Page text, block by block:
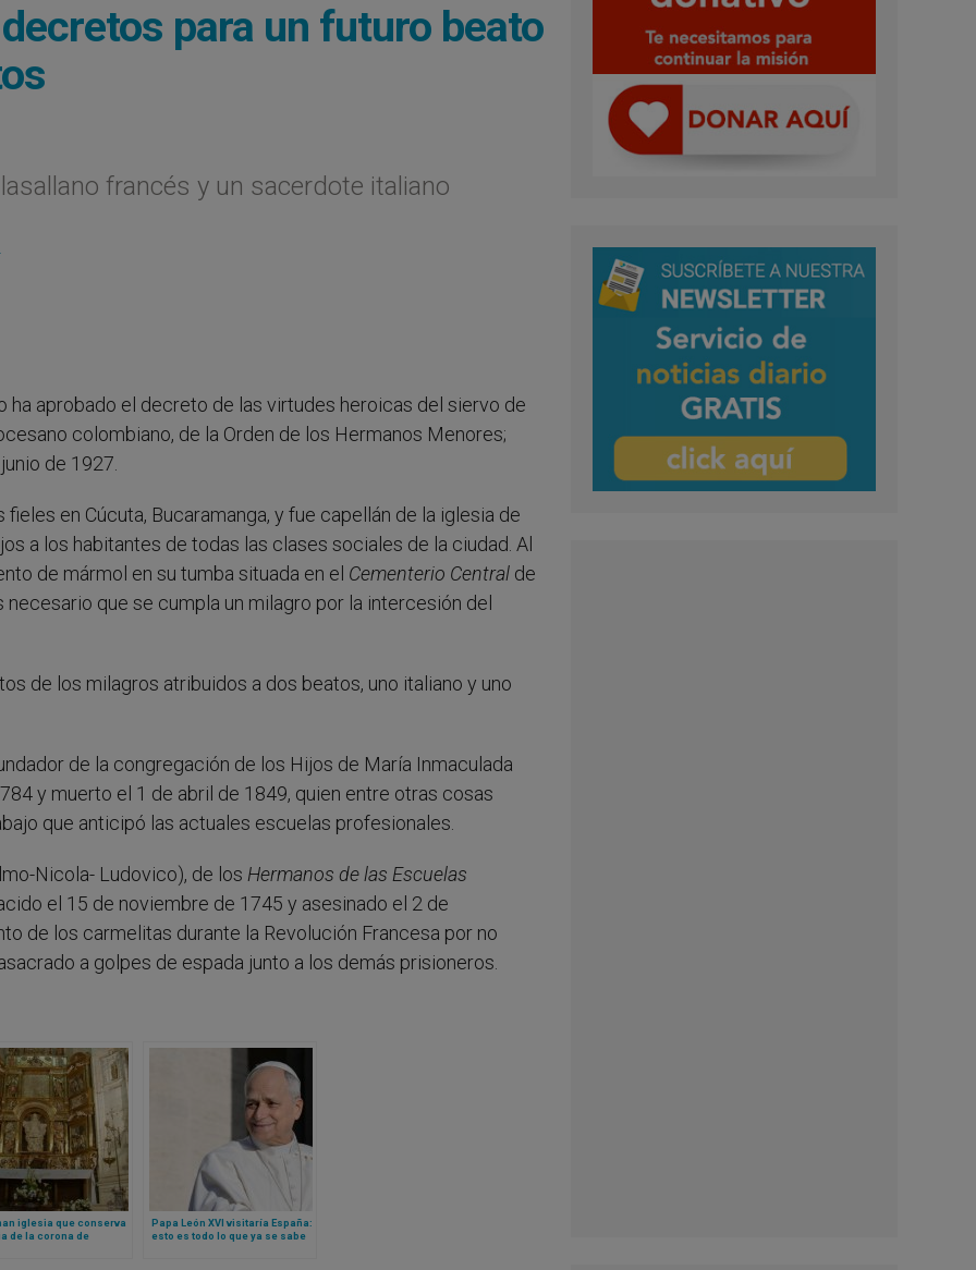
para un futuro beato
francés y un sacerdote italiano
ha aprobado el decreto de las virtudes heroicas del siervo de
colombiano, de la Orden de los Hermanos Menores;
de 1927.
en Cúcuta, Bucaramanga, y fue capellán de la iglesia de
a los habitantes de todas las clases sociales de la ciudad. Al
de mármol en su tumba situada en el Cementerio Central de
que se cumpla un milagro por la intercesión del
de los milagros atribuidos a dos beatos, uno italiano y uno
de la congregación de los Hijos de María Inmaculada
y muerto el 1 de abril de 1849, quien entre otras cosas
que anticipó las actuales escuelas profesionales.
Nicola- Ludovico), de los Hermanos de las Escuelas
el 15 de noviembre de 1745 y asesinado el 2 de
de los carmelitas durante la Revolución Francesa por no
a golpes de espada junto a los demás prisioneros.
iglesia que conserva
de la corona de
Papa León XVI visitaría España:
esto es todo lo que ya se sabe